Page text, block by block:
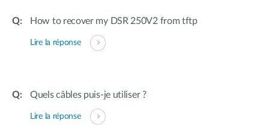
How to recover my DSR 250V2 from tftp
Lire la réponse
Quels câbles puis-je utiliser ?
Lire la réponse